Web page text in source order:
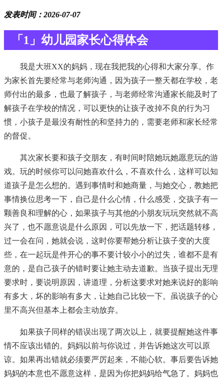
发表时间：2026-07-07
「1」幼儿园家长心得体会
我是大班XX的妈妈，现在我把我的心得和大家分享。作
为家长首先要经常与老师沟通，因为孩子一整天都在学校，老
师付出的最多，也最了解孩子，与老师经常沟通家长能及时了
解孩子在学校的情况，可以更快的让孩子改掉不良的行为习
惯，小孩子是最没有耐性的和坚持力的，需要老师和家长经常
的督促。
其次家长要和孩子交朋友，有时间时陪她玩她愿意玩的游
戏。玩的时候你可以问她喜欢什么，不喜欢什么，这样可以知
道孩子是怎么想的。遇到事情时和她商量，与她交心，教她把
事情换位思考一下，自己是什么心情，什么感受，交孩子有一
颗善良和理解的心，如果孩子与其他的小朋友玩玩突然就不高
兴了，也不愿意说是什么原因，可以先放一下，把话题转移，
过一会在问，她就会说，这时你要帮她分析让孩子变的大度
些，在一起玩是件开心的事不要计较小小的过失，谁都不是有
意的，是自己孩子的错时要让她主动去道歉。当孩子提出无理
要求时，要说明原因，讲道理，分析这要求对她来说好的影响
有多大，坏的影响有多大，让她自己比较一下。虽说孩子的心
里不高兴但基本上都会主动放弃。
如果孩子同样的错误出现了两次以上，就要提醒她这件事
情不应该出错的。妈妈以前与你说过，并告诉她这次可以原
谅。如果再出错就必须要严厉起来，不能心软。事后要告诉她
妈妈的本意也不愿意这样，是因为你把妈妈给气急了。妈妈也